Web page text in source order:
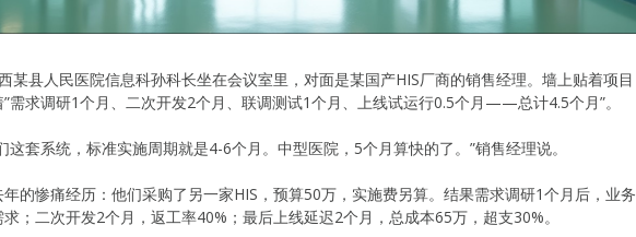
某县人民医院信息科孙科长坐在会议室里，对面是某国产HIS厂商的销售经理。墙上贴着项目
需求调研1个月、二次开发2个月、联调测试1个月、上线试运行0.5个月——总计4.5个月”。
这套系统，标准实施周期就是4-6个月。中型医院，5个月算快的了。”销售经理说。
的惨痛经历：他们采购了另一家HIS，预算50万，实施费另算。结果需求调研1个月后，业务
；二次开发2个月，返工率40%；最后上线延迟2个月，总成本65万，超支30%。